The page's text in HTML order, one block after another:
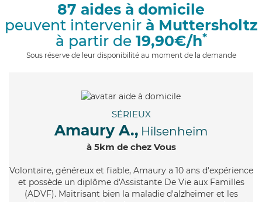
i
87 aides à domicile
peuvent intervenir à Muttersholtz
à partir de 19,90€/h*
Sous réserve de leur disponibilité au moment de la demande
SÉRIEUX
Amaury A., Hilsenheim
à 5km de chez Vous
Volontaire, généreux et fiable, Amaury a 10 ans d'expérience
et possède un diplôme d'Assistante De Vie aux Familles
(ADVF). Maitrisant bien la maladie d'alzheimer et les